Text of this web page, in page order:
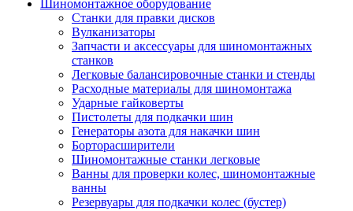
Шиномонтажное оборудование
Станки для правки дисков
Вулканизаторы
Запчасти и аксессуары для шиномонтажных
станков
Легковые балансировочные станки и стенды
Расходные материалы для шиномонтажа
Ударные гайковерты
Пистолеты для подкачки шин
Генераторы азота для накачки шин
Борторасширители
Шиномонтажные станки легковые
Ванны для проверки колес, шиномонтажные
ванны
Резервуары для подкачки колес (бустер)